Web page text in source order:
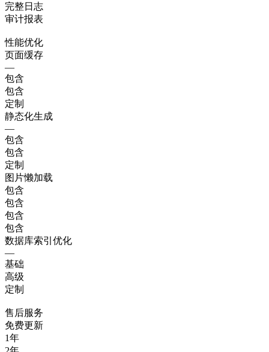
完整日志
审计报表
性能优化
页面缓存
—
包含
包含
定制
静态化生成
—
包含
包含
定制
图片懒加载
包含
包含
包含
包含
数据库索引优化
—
基础
高级
定制
售后服务
免费更新
1年